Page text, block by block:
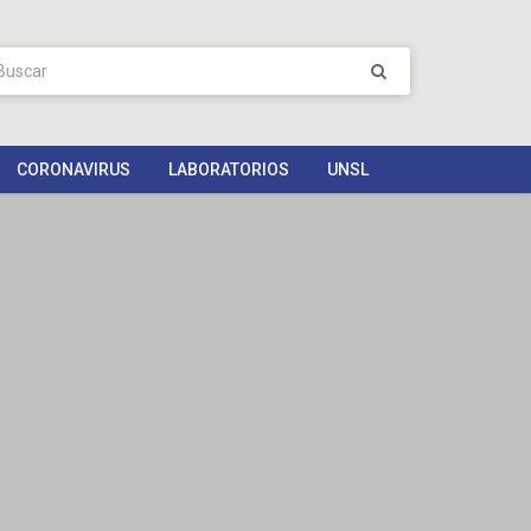
CORONAVIRUS LABORATORIOS UNSL